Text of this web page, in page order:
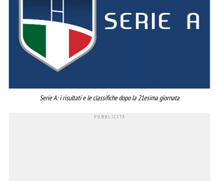
Serie A: i risultati e le classifiche dopo la 21esima giornata